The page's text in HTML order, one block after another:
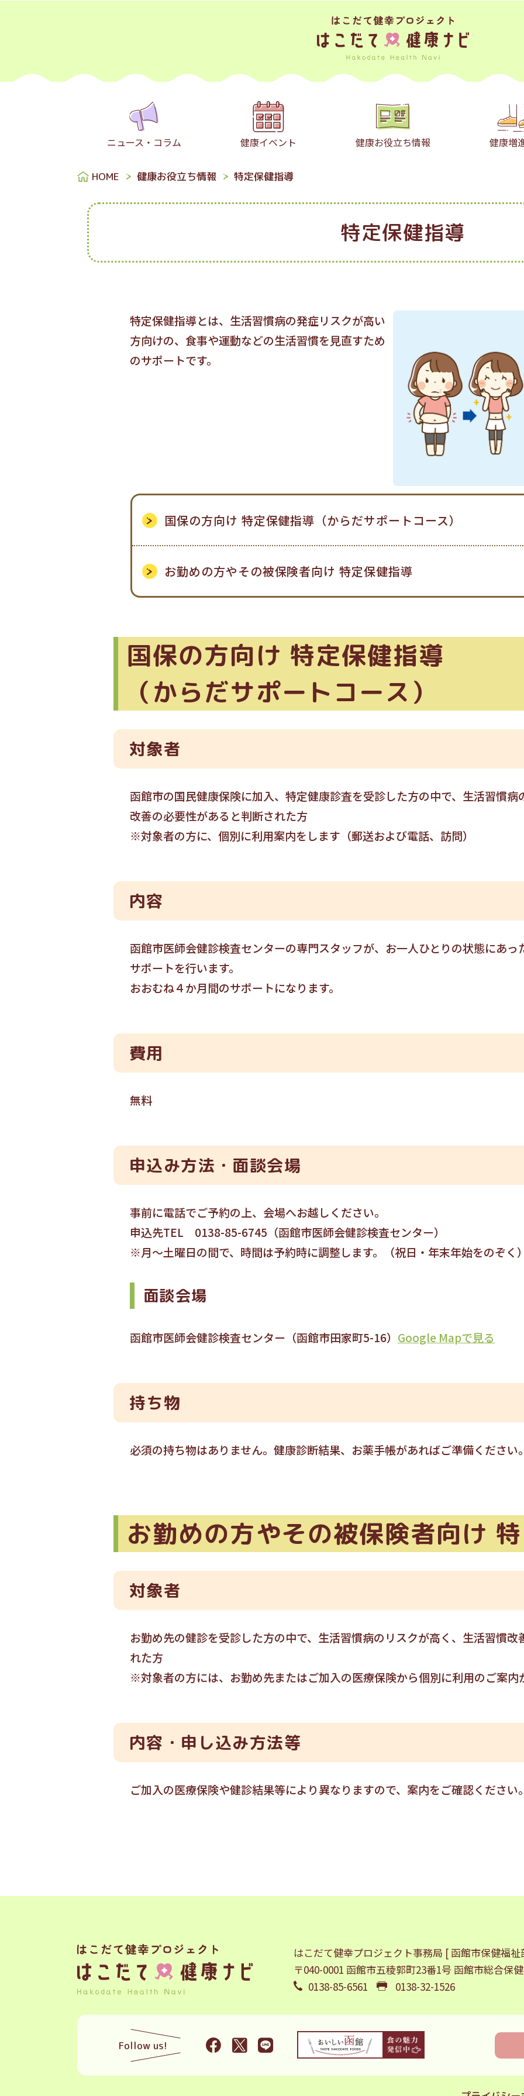
ニュース・コラム 健康イベント 健康お役立ち情報 健康増
HOME 健康お役立ち情報 特定保健指導
特定保健指導
特定保健指導とは、生活習慣病の発症リスクが高い
方向けの、食事や運動などの生活習慣を見直すため
のサポートです。
国保の方向け 特定保健指導（からだサポートコース）
お勤めの方やその被保険者向け 特定保健指導
国保の方向け 特定保健指導
（からだサポートコース）
対象者
函館市の国民健康保険に加入、特定健康診査を受診した方の中で、生活習慣
改善の必要性があると判断された方
※対象者の方に、個別に利用案内をします（郵送および電話、訪問）
内容
函館市医師会健診検査センターの専門スタッフが、お一人ひとりの状態にあ
サポートを行います。
おおむね４か月間のサポートになります。
費用
無料
申込み方法・面談会場
事前に電話でご予約の上、会場へお越しください。
申込先TEL 0138-85-6745（函館市医師会健診検査センター）
※月〜土曜日の間で、時間は予約時に調整します。（祝日・年末年始をのぞ
面談会場
函館市医師会健診検査センター（函館市田家町5-16） Google Mapで見る
持ち物
必須の持ち物はありません。健康診断結果、お薬手帳があればご準備ください
お勤めの方やその被保険者向け
対象者
お勤め先の健診を受診した方の中で、生活習慣病のリスクが高く、生活習慣
れた方
※対象者の方には、お勤め先またはご加入の医療保険から個別に利用のご案内
内容・申し込み方法等
ご加入の医療保険や健診結果等により異なりますので、案内をご確認ください
はこだて健幸プロジェクト事務局 [ 函館市保健福
〒040-0001 函館市五稜郭町23番1号 函館市総合保
0138-85-6561
0138-32-1526
Follow us!